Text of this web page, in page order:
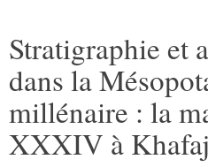
Stratigraphie et
dans la
millénaire : la
XXXIV à